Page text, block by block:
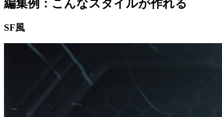
編集例：こんなスタイルが作れる
SF風